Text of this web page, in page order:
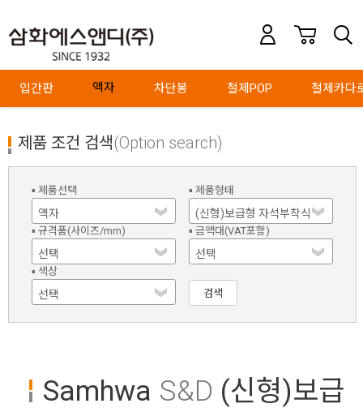
입간판 액자 차단봉 철제POP 철제카다
제품 조건 검색(Option search)
▪ 제품선택 ▪ 제품형태
▪ 규격품(사이즈/mm) ▪ 금액대(VAT포함)
▪ 색상
검색
Samhwa S&D (신형)보급